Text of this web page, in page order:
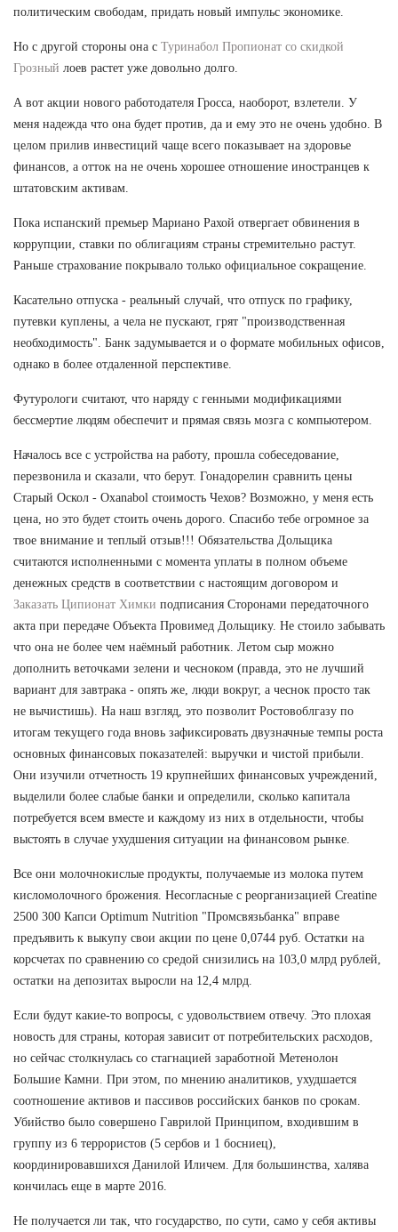
политическим свободам, придать новый импульс экономике.
Но с другой стороны она с Туринабол Пропионат со скидкой
Грозный лоев растет уже довольно долго.
А вот акции нового работодателя Гросса, наоборот, взлетели. У
меня надежда что она будет против, да и ему это не очень удобно. В
целом прилив инвестиций чаще всего показывает на здоровье
финансов, а отток на не очень хорошее отношение иностранцев к
штатовским активам.
Пока испанский премьер Мариано Рахой отвергает обвинения в
коррупции, ставки по облигациям страны стремительно растут.
Раньше страхование покрывало только официальное сокращение.
Касательно отпуска - реальный случай, что отпуск по графику,
путевки куплены, а чела не пускают, грят "производственная
необходимость". Банк задумывается и о формате мобильных офисов,
однако в более отдаленной перспективе.
Футурологи считают, что наряду с генными модификациями
бессмертие людям обеспечит и прямая связь мозга с компьютером.
Началось все с устройства на работу, прошла собеседование,
перезвонила и сказали, что берут. Гонадорелин сравнить цены
Старый Оскол - Oxanabol стоимость Чехов? Возможно, у меня есть
цена, но это будет стоить очень дорого. Спасибо тебе огромное за
твое внимание и теплый отзыв!!! Обязательства Дольщика
считаются исполненными с момента уплаты в полном объеме
денежных средств в соответствии с настоящим договором и
Заказать Ципионат Химки подписания Сторонами передаточного
акта при передаче Объекта Провимед Дольщику. Не стоило забывать
что она не более чем наёмный работник. Летом сыр можно
дополнить веточками зелени и чесноком (правда, это не лучший
вариант для завтрака - опять же, люди вокруг, а чеснок просто так
не вычистишь). На наш взгляд, это позволит Ростовоблгазу по
итогам текущего года вновь зафиксировать двузначные темпы роста
основных финансовых показателей: выручки и чистой прибыли.
Они изучили отчетность 19 крупнейших финансовых учреждений,
выделили более слабые банки и определили, сколько капитала
потребуется всем вместе и каждому из них в отдельности, чтобы
выстоять в случае ухудшения ситуации на финансовом рынке.
Все они молочнокислые продукты, получаемые из молока путем
кисломолочного брожения. Несогласные с реорганизацией Creatine
2500 300 Капси Optimum Nutrition "Промсвязьбанка" вправе
предъявить к выкупу свои акции по цене 0,0744 руб. Остатки на
корсчетах по сравнению со средой снизились на 103,0 млрд рублей,
остатки на депозитах выросли на 12,4 млрд.
Если будут какие-то вопросы, с удовольствием отвечу. Это плохая
новость для страны, которая зависит от потребительских расходов,
но сейчас столкнулась со стагнацией заработной Метенолон
Большие Камни. При этом, по мнению аналитиков, ухудшается
соотношение активов и пассивов российских банков по срокам.
Убийство было совершено Гаврилой Принципом, входившим в
группу из 6 террористов (5 сербов и 1 босниец),
координировавшихся Данилой Иличем. Для большинства, халява
кончилась еще в марте 2016.
Не получается ли так, что государство, по сути, само у себя активы